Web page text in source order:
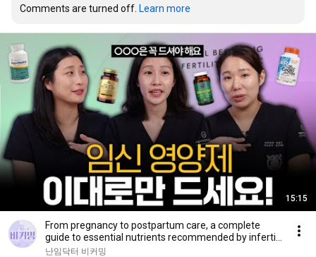
Comments are turned off. Learn more
15:15
From pregnancy to postpartum care, a complete
guide to essential nutrients recommended by inferti...
난임닥터 비커밍